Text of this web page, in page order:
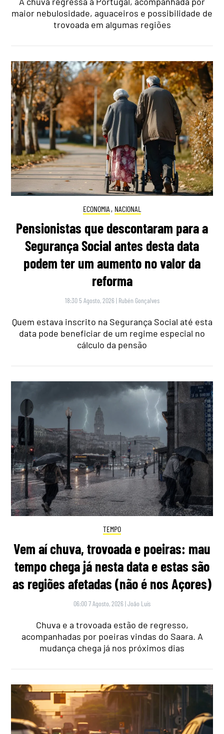
maior nebulosidade, aguaceiros e possibilidade de
trovoada em algumas regiões
ECONOMIA , NACIONAL
Pensionistas que descontaram para a
Segurança Social antes desta data
podem ter um aumento no valor da
reforma
18:30 5 Agosto, 2026 | Rubén Gonçalves
Quem estava inscrito na Segurança Social até esta
data pode beneficiar de um regime especial no
cálculo da pensão
TEMPO
Vem aí chuva, trovoada e poeiras: mau
tempo chega já nesta data e estas são
as regiões afetadas (não é nos Açores)
06:00 7 Agosto, 2026 |João Luís
Chuva e a trovoada estão de regresso,
acompanhadas por poeiras vindas do Saara. A
mudança chega já nos próximos dias